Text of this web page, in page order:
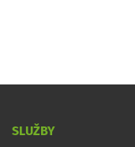
SLUŽBY